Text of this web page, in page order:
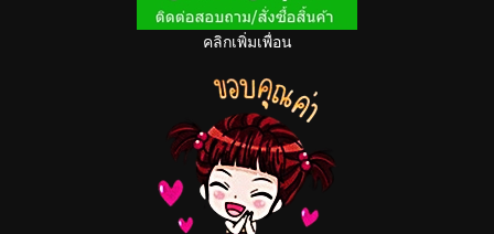
คลิกเพิ่มเพื่อน